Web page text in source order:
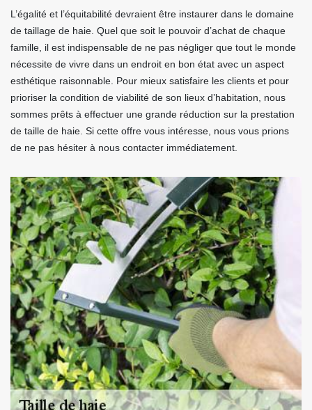
L’égalité et l’équitabilité devraient être instaurer dans le domaine
de taillage de haie. Quel que soit le pouvoir d’achat de chaque
famille, il est indispensable de ne pas négliger que tout le monde
nécessite de vivre dans un endroit en bon état avec un aspect
esthétique raisonnable. Pour mieux satisfaire les clients et pour
prioriser la condition de viabilité de son lieux d’habitation, nous
sommes prêts à effectuer une grande réduction sur la prestation
de taille de haie. Si cette offre vous intéresse, nous vous prions
de ne pas hésiter à nous contacter immédiatement.